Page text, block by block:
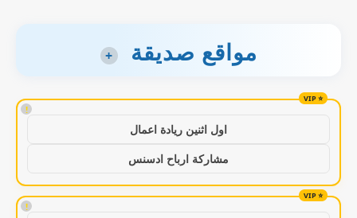
مواقع صديقة +
!
اول اثنين ريادة اعمال
مشاركة ارباح ادسنس
!